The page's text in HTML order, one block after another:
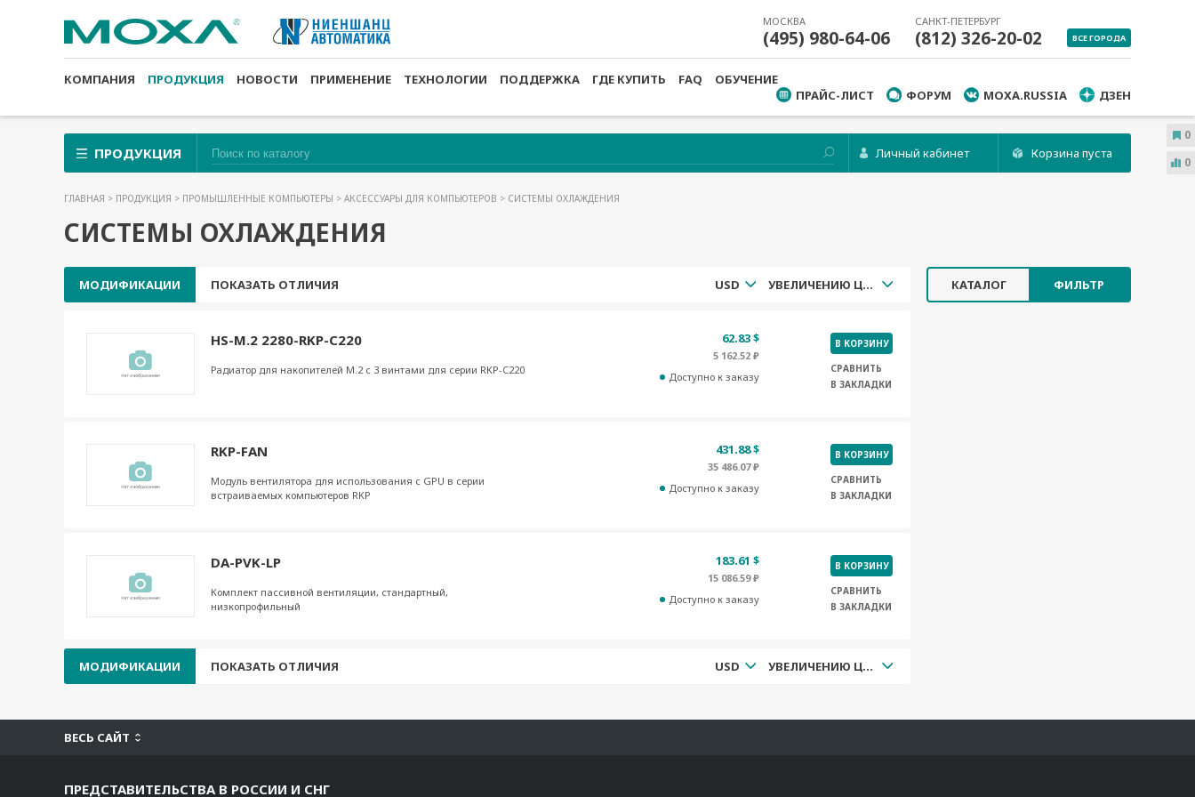
МОСКВА
(495) 980-64-06
САНКТ-ПЕТЕРБУРГ
(812) 326-20-02 ВСЕ ГОРОДА
КОМПАНИЯ ПРОДУКЦИЯ НОВОСТИ ПРИМЕНЕНИЕ ТЕХНОЛОГИИ ПОДДЕРЖКА ГДЕ КУПИТЬ FAQ
ОБУЧЕНИЕ
ПРАЙС-ЛИСТ
ФОРУМ MOXA.RUSSIA ДЗЕН
ПРОДУКЦИЯ Личный кабинет Корзина пуста
ГЛАВНАЯ > ПРОДУКЦИЯ > ПРОМЫШЛЕННЫЕ КОМПЬЮТЕРЫ > АКСЕССУАРЫ ДЛЯ КОМПЬЮТЕРОВ > СИСТЕМЫ ОХЛАЖДЕНИЯ
СИСТЕМЫ ОХЛАЖДЕНИЯ
КАТАЛОГ ФИЛЬТР
МОДИФИКАЦИИ ПОКАЗАТЬ ОТЛИЧИЯ USD УВЕЛИЧЕНИЮ ЦЕНЫ
HS-M.2 2280-RKP-C220
Радиатор для накопителей M.2 с 3 винтами для серии RKP-C220
62.83 $
5 162.52 ₽
Доступно к заказу
В КОРЗИНУ
СРАВНИТЬ
В ЗАКЛАДКИ
RKP-FAN
Модуль вентилятора для использования с GPU в серии
встраиваемых компьютеров RKP
431.88 $
35 486.07 ₽
Доступно к заказу
В КОРЗИНУ
СРАВНИТЬ
В ЗАКЛАДКИ
DA-PVK-LP
Комплект пассивной вентиляции, стандартный,
низкопрофильный
183.61 $
15 086.59 ₽
Доступно к заказу
В КОРЗИНУ
СРАВНИТЬ
В ЗАКЛАДКИ
МОДИФИКАЦИИ ПОКАЗАТЬ ОТЛИЧИЯ USD УВЕЛИЧЕНИЮ ЦЕНЫ
ВЕСЬ САЙТ
ПРЕДСТАВИТЕЛЬСТВА В РОССИИ И СНГ
0
0